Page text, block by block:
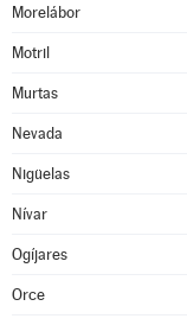
Morelábor
Motril
Murtas
Nevada
Nigüelas
Nívar
Ogíjares
Orce